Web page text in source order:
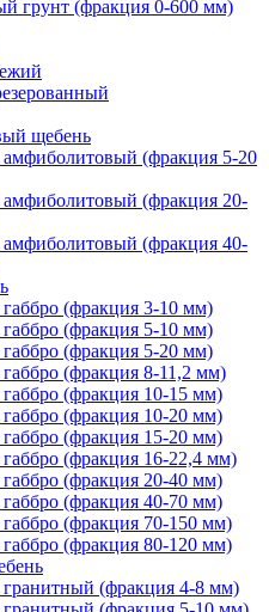
грунт (фракция 0-600 мм)
щебень
(фракция 5-20
(фракция 20-
(фракция 40-
(фракция 3-10 мм)
(фракция 5-10 мм)
(фракция 5-20 мм)
(фракция 8-11,2 мм)
(фракция 10-15 мм)
(фракция 10-20 мм)
(фракция 15-20 мм)
(фракция 16-22,4 мм)
(фракция 20-40 мм)
(фракция 40-70 мм)
(фракция 70-150 мм)
(фракция 80-120 мм)
(фракция 4-8 мм)